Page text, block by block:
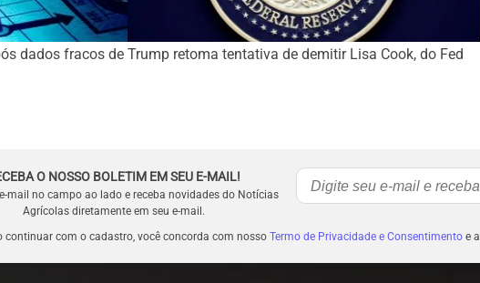
dados fracos de Trump retoma tentativa de demitir Lisa Cook, do Fed
O NOSSO BOLETIM EM SEU E-MAIL!
mail no campo ao lado e receba novidades do Notícias
Agrícolas diretamente em seu e-mail.
continuar com o cadastro, você concorda com nosso Termo de Privacidade e Consentimentoe a